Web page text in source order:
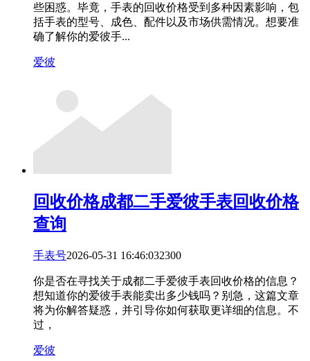
些困惑。毕竟，手表的回收价格受到多种因素影响，包
括手表的型号、成色、配件以及市场供需情况。想要准
确了解你的爱彼手...
爱彼
回收价格成都二手爱彼手表回收价格
查询
手表号2026-05-31 16:46:032300
你是否在寻找关于成都二手爱彼手表回收价格的信息？
想知道你的爱彼手表能卖出多少钱吗？别急，这篇文章
将为你解答疑惑，并引导你如何获取更详细的信息。不
过，
爱彼